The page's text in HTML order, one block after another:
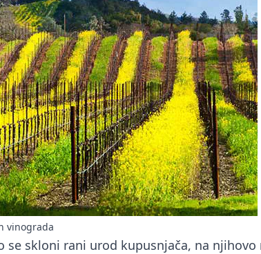
vinograda
se skloni rani urod kupusnjača, na